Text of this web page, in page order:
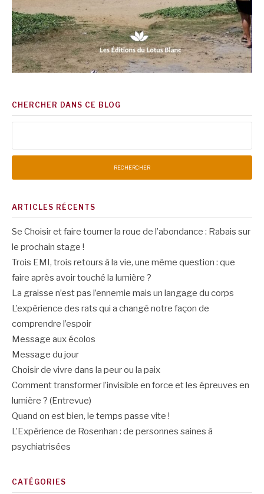
CHERCHER DANS CE BLOG
ARTICLES RÉCENTS
Se Choisir et faire tourner la roue de l’abondance : Rabais sur
le prochain stage !
Trois EMI, trois retours à la vie, une même question : que
faire après avoir touché la lumière ?
La graisse n’est pas l’ennemie mais un langage du corps
L’expérience des rats qui a changé notre façon de
comprendre l’espoir
Message aux écolos
Message du jour
Choisir de vivre dans la peur ou la paix
Comment transformer l’invisible en force et les épreuves en
lumière ? (Entrevue)
Quand on est bien, le temps passe vite !
L’Expérience de Rosenhan : de personnes saines à
psychiatrisées
CATÉGORIES